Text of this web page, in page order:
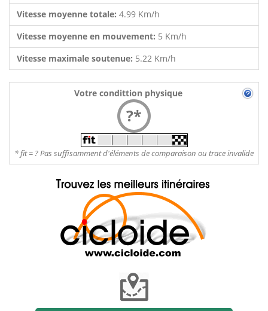
Vitesse moyenne totale: 4.99 Km/h
Vitesse moyenne en mouvement: 5 Km/h
Vitesse maximale soutenue: 5.22 Km/h
Votre condittion physique
?*
* fit = ? Pas suffisamment d'éléments de comparaison ou trace invalide